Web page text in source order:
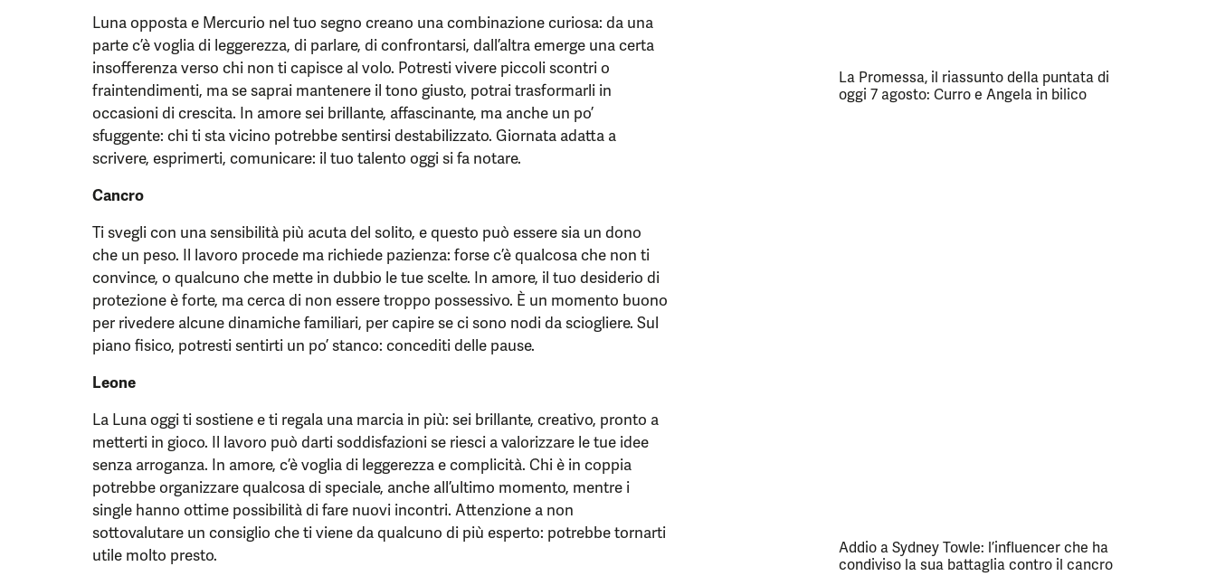
Luna opposta e Mercurio nel tuo segno creano una combinazione curiosa: da una
parte c’è voglia di leggerezza, di parlare, di confrontarsi, dall’altra emerge una certa
insofferenza verso chi non ti capisce al volo. Potresti vivere piccoli scontri o
fraintendimenti, ma se saprai mantenere il tono giusto, potrai trasformarli in
occasioni di crescita. In amore sei brillante, affascinante, ma anche un po’
sfuggente: chi ti sta vicino potrebbe sentirsi destabilizzato. Giornata adatta a
scrivere, esprimerti, comunicare: il tuo talento oggi si fa notare.
Cancro
Ti svegli con una sensibilità più acuta del solito, e questo può essere sia un dono
che un peso. Il lavoro procede ma richiede pazienza: forse c’è qualcosa che non ti
convince, o qualcuno che mette in dubbio le tue scelte. In amore, il tuo desiderio di
protezione è forte, ma cerca di non essere troppo possessivo. È un momento buono
per rivedere alcune dinamiche familiari, per capire se ci sono nodi da sciogliere. Sul
piano fisico, potresti sentirti un po’ stanco: concediti delle pause.
Leone
La Luna oggi ti sostiene e ti regala una marcia in più: sei brillante, creativo, pronto a
metterti in gioco. Il lavoro può darti soddisfazioni se riesci a valorizzare le tue idee
senza arroganza. In amore, c’è voglia di leggerezza e complicità. Chi è in coppia
potrebbe organizzare qualcosa di speciale, anche all’ultimo momento, mentre i
single hanno ottime possibilità di fare nuovi incontri. Attenzione a non
sottovalutare un consiglio che ti viene da qualcuno di più esperto: potrebbe tornarti
utile molto presto.
La Promessa, il riassunto della puntata di
oggi 7 agosto: Curro e Angela in bilico
Addio a Sydney Towle: l’influencer che ha
condiviso la sua battaglia contro il cancro